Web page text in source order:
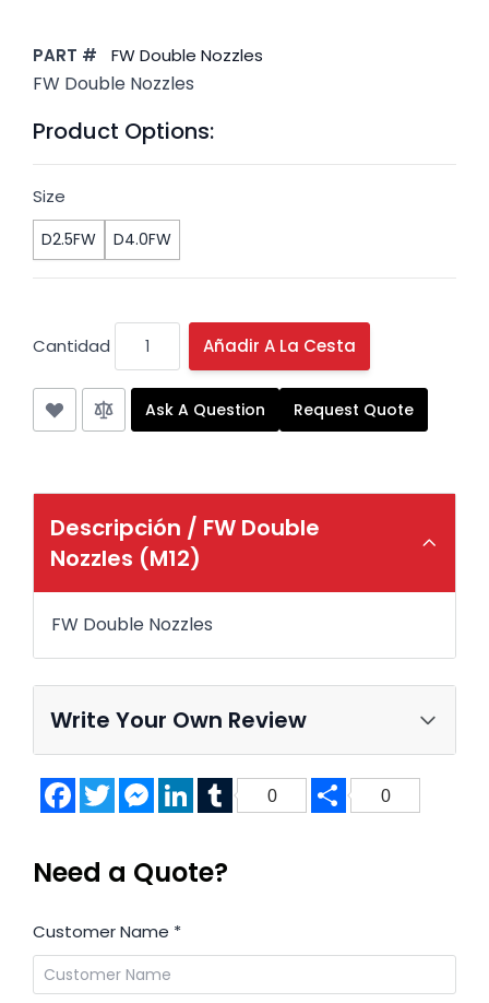
PART # FW Double Nozzles
FW Double Nozzles
Product Options:
Size
D2.5FW D4.0FW
Cantidad Añadir A La Cesta
Ask A Question Request Quote
Descripción / FW Double
Nozzles (M12)
FW Double Nozzles
Write Your Own Review
FacebookTwitterMessenger
LinkedInTumblr
0 Share
0
Need a Quote?
Customer Name *